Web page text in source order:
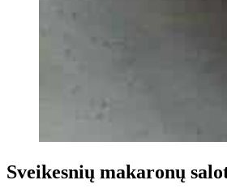
Sveikesnių makaronų